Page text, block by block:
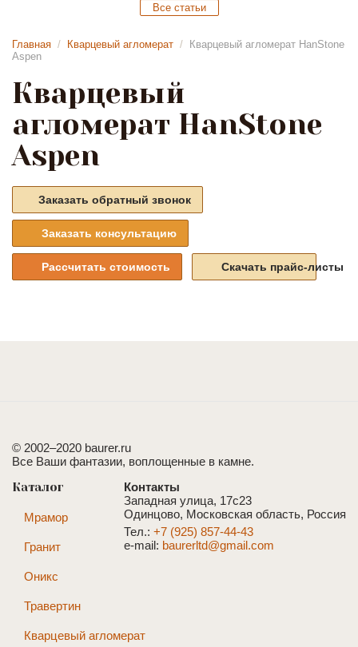
Все статьи
Главная / Кварцевый агломерат / Кварцевый агломерат HanStone
Aspen
Кварцевый
агломерат HanStone
Aspen
Заказать обратный звонок
Заказать консультацию
Рассчитать стоимость Скачать прайс-листы
© 2002–2020 baurer.ru
Все Ваши фантазии, воплощенные в камне.
Контакты
Западная улица, 17с23
Одинцово, Московская область, Россия
Тел.: +7 (925) 857-44-43
e-mail: baurerltd@gmail.com
Каталог
Мрамор
Гранит
Оникс
Травертин
Кварцевый агломерат